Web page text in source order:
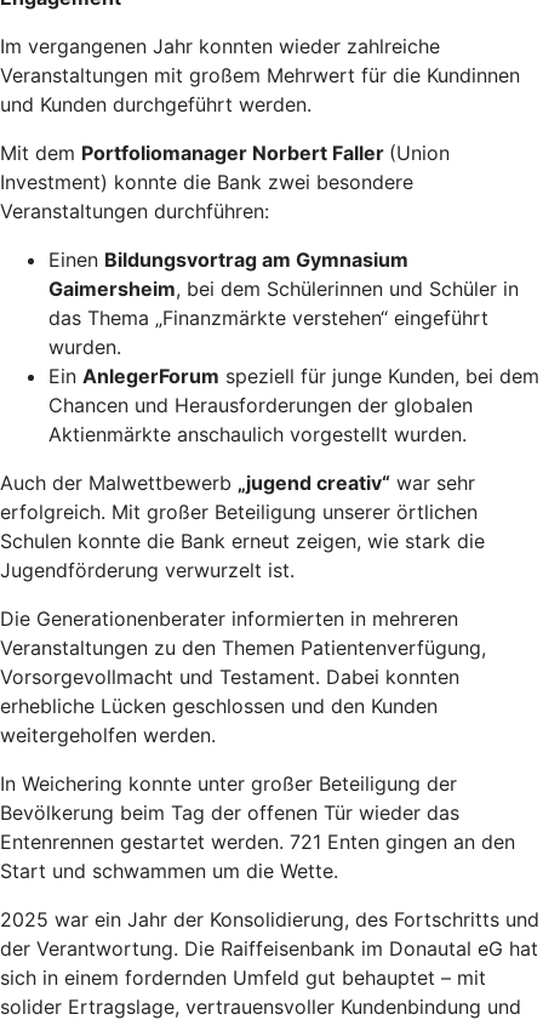
Im vergangenen Jahr konnten wieder zahlreiche
Veranstaltungen mit großem Mehrwert für die Kundinnen
und Kunden durchgeführt werden.
Mit dem Portfoliomanager Norbert Faller (Union
Investment) konnte die Bank zwei besondere
Veranstaltungen durchführen:
Einen Bildungsvortrag am Gymnasium
Gaimersheim, bei dem Schülerinnen und Schüler in
das Thema „Finanzmärkte verstehen“ eingeführt
wurden.
Ein AnlegerForum speziell für junge Kunden, bei dem
Chancen und Herausforderungen der globalen
Aktienmärkte anschaulich vorgestellt wurden.
Auch der Malwettbewerb „jugend creativ“ war sehr
erfolgreich. Mit großer Beteiligung unserer örtlichen
Schulen konnte die Bank erneut zeigen, wie stark die
Jugendförderung verwurzelt ist.
Die Generationenberater informierten in mehreren
Veranstaltungen zu den Themen Patientenverfügung,
Vorsorgevollmacht und Testament. Dabei konnten
erhebliche Lücken geschlossen und den Kunden
weitergeholfen werden.
In Weichering konnte unter großer Beteiligung der
Bevölkerung beim Tag der offenen Tür wieder das
Entenrennen gestartet werden. 721 Enten gingen an den
Start und schwammen um die Wette.
2025 war ein Jahr der Konsolidierung, des Fortschritts und
der Verantwortung. Die Raiffeisenbank im Donautal eG hat
sich in einem fordernden Umfeld gut behauptet – mit
solider Ertragslage, vertrauensvoller Kundenbindung und